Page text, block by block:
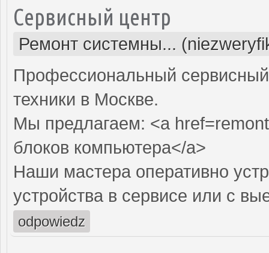
Сервисный центр
Ремонт системны...
Профессиональный
техники в Москве.
Мы предлагаем: <a
блоков компьютера</a>
Наши мастера оперативно
устройства в сервисе или с
odpowiedz